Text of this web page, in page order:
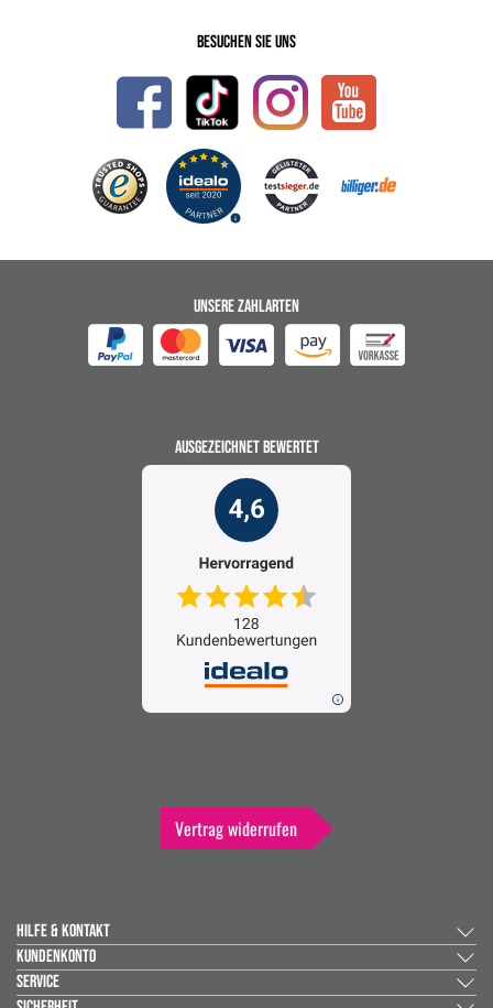
Besuchen Sie uns
UNSERE ZAHLARTEN
AUSGEZEICHNET BEWERTET
Vertrag widerrufen
HILFE & KONTAKT
KUNDENKONTO
SERVICE